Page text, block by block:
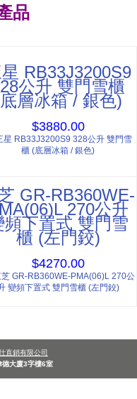
品
RB33J3200S9
公升 雙門雪櫃
層冰箱 / 銀色)
$3880.00
GR-RB360WE-
270公升
頻下置式 雙門雪
櫃 (左門鉸)
$4270.00
直銷有限公司
德大廈3字樓6室